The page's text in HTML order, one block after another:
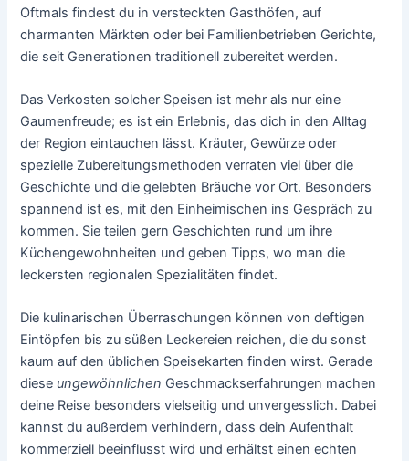
Oftmals findest du in versteckten Gasthöfen, auf
charmanten Märkten oder bei Familienbetrieben Gerichte,
die seit Generationen traditionell zubereitet werden.
Das Verkosten solcher Speisen ist mehr als nur eine
Gaumenfreude; es ist ein Erlebnis, das dich in den Alltag
der Region eintauchen lässt. Kräuter, Gewürze oder
spezielle Zubereitungsmethoden verraten viel über die
Geschichte und die gelebten Bräuche vor Ort. Besonders
spannend ist es, mit den Einheimischen ins Gespräch zu
kommen. Sie teilen gern Geschichten rund um ihre
Küchengewohnheiten und geben Tipps, wo man die
leckersten regionalen Spezialitäten findet.
Die kulinarischen Überraschungen können von deftigen
Eintöpfen bis zu süßen Leckereien reichen, die du sonst
kaum auf den üblichen Speisekarten finden wirst. Gerade
diese ungewöhnlichen Geschmackserfahrungen machen
deine Reise besonders vielseitig und unvergesslich. Dabei
kannst du außerdem verhindern, dass dein Aufenthalt
kommerziell beeinflusst wird und erhältst einen echten